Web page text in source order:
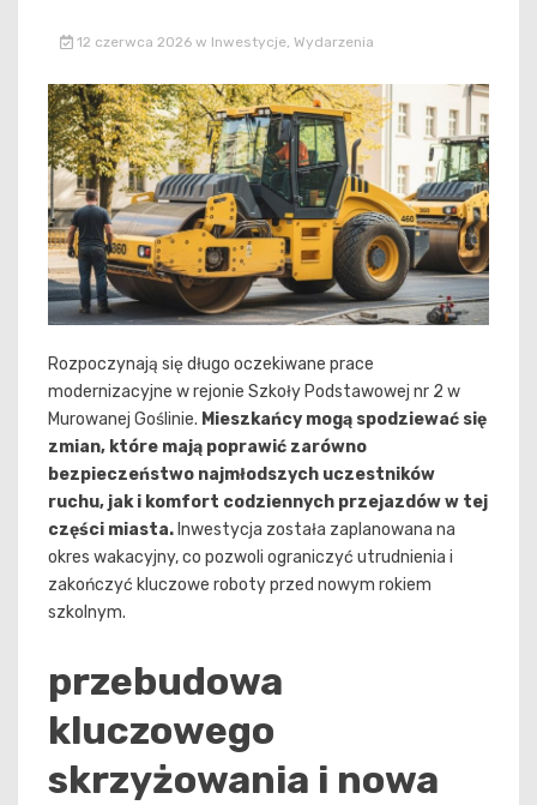
12 czerwca 2026 w Inwestycje, Wydarzenia
Rozpoczynają się długo oczekiwane prace
modernizacyjne w rejonie Szkoły Podstawowej nr 2 w
Murowanej Goślinie. Mieszkańcy mogą spodziewać się
zmian, które mają poprawić zarówno
bezpieczeństwo najmłodszych uczestników
ruchu, jak i komfort codziennych przejazdów w tej
części miasta. Inwestycja została zaplanowana na
okres wakacyjny, co pozwoli ograniczyć utrudnienia i
zakończyć kluczowe roboty przed nowym rokiem
szkolnym.
przebudowa
kluczowego
skrzyżowania i nowa